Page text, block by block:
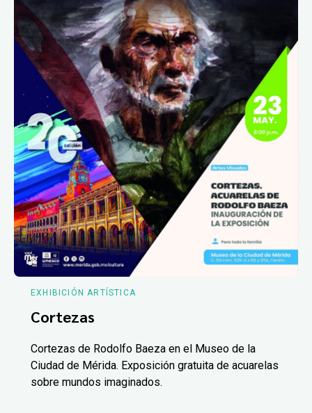
EXHIBICIÓN ARTÍSTICA
Cortezas
Cortezas de Rodolfo Baeza en el Museo de la
Ciudad de Mérida. Exposición gratuita de acuarelas
sobre mundos imaginados.